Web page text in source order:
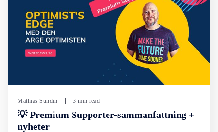
Mathias Sundin 3 min read
💡 Premium Supporter-sammanfattning +
nyheter